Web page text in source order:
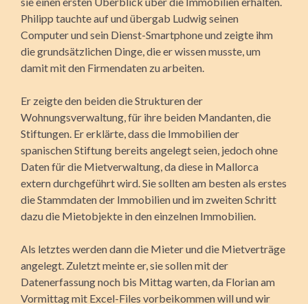
Philipp tauchte auf und übergab Ludwig seinen
Computer und sein Dienst-Smartphone und zeigte ihm
die grundsätzlichen Dinge, die er wissen musste, um
damit mit den Firmendaten zu arbeiten.
Er zeigte den beiden die Strukturen der
Wohnungsverwaltung, für ihre beiden Mandanten, die
Stiftungen. Er erklärte, dass die Immobilien der
spanischen Stiftung bereits angelegt seien, jedoch ohne
Daten für die Mietverwaltung, da diese in Mallorca
extern durchgeführt wird. Sie sollten am besten als erstes
die Stammdaten der Immobilien und im zweiten Schritt
dazu die Mietobjekte in den einzelnen Immobilien.
Als letztes werden dann die Mieter und die Mietverträge
angelegt. Zuletzt meinte er, sie sollen mit der
Datenerfassung noch bis Mittag warten, da Florian am
Vormittag mit Excel-Files vorbeikommen will und wir